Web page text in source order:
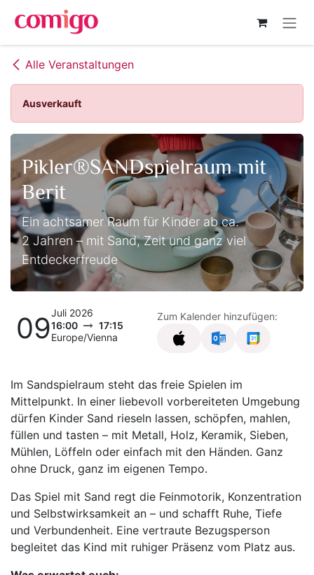
Zum Inhalt springen
Alle Veranstaltungen
Ausverkauft
Pikler®SANDspielraum mit
Berit
Ein achtsamer Raum für Kinder ab ca.
2 Jahren – mit Sand, Zeit und ganz viel
Entdeckerfreude
09Juli 2026
16:00
17:15
Europe/Vienna
Zum Kalender hinzufügen:
Im Sandspielraum steht das freie Spielen im
Mittelpunkt. In einer liebevoll vorbereiteten Umgebung
dürfen Kinder Sand rieseln lassen, schöpfen, mahlen,
füllen und tasten – mit Metall, Holz, Keramik, Sieben,
Mühlen, Löffeln oder einfach mit den Händen. Ganz
ohne Druck, ganz im eigenen Tempo.
Das Spiel mit Sand regt die Feinmotorik, Konzentration
und Selbstwirksamkeit an – und schafft Ruhe, Tiefe
und Verbundenheit. Eine vertraute Bezugsperson
begleitet das Kind mit ruhiger Präsenz vom Platz aus.